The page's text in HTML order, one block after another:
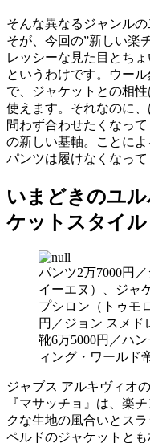
そんな異なるジャンル
そが、今回の”新しい楽
レッシーな見た目とち
というわけです。ウー
で、ジャケットとの相
使えます。それなのに
問わず合わせたくなっ
の新しい基軸。ことに
パンツは履けなくなって
いまどきのユ
ケットスタイ
パンツ2万7000円
イーエヌ）、ジャ
プシロン（トゥモ
円／ジョン スメド
靴6万5000円／ハ
ィング・ワールド
ジャブス アルキヴィオ
『マサッチョ』は、楽
クな生地の風合いとス
ペルドのジャケットと